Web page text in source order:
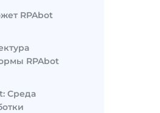
RPAbot
RPAbot
Среда